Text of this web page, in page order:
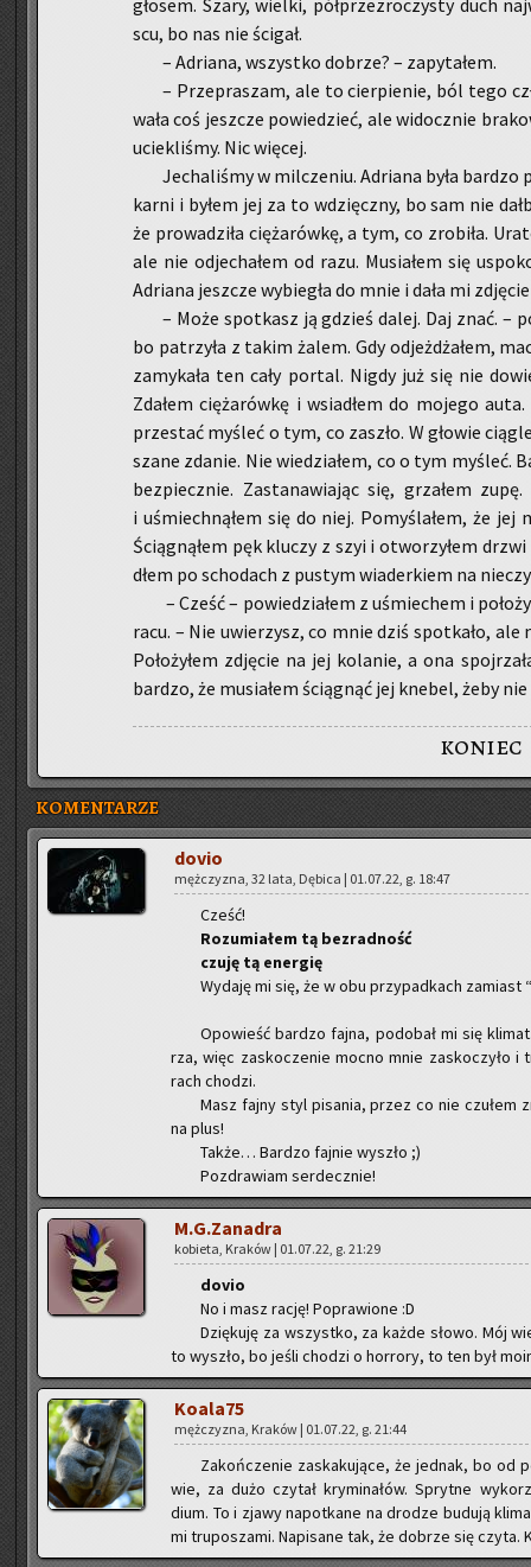
gło­sem. Szary, wiel­ki, pół­prze­zro­czy­sty duch
scu, bo nas nie ści­gał.
– Ad­ria­na, wszyst­ko do­brze? – za­py­ta­łem.
– Prze­pra­szam, ale to cier­pie­nie, ból tego
wa­ła coś jesz­cze po­wie­dzieć, ale wi­docz­nie
ucie­kli­śmy. Nic wię­cej.
Je­cha­li­śmy w mil­cze­niu. Ad­ria­na była
kar­ni i byłem jej za to wdzięcz­ny, bo sam nie
że pro­wa­dzi­ła cię­ża­rów­kę, a tym, co zro­bi­ła.
ale nie od­je­cha­łem od razu. Mu­sia­łem się
Ad­ria­na jesz­cze wy­bie­gła do mnie i dała mi
– Może spo­tkasz ją gdzieś dalej. Daj znać. –
bo pa­trzy­ła z takim żalem. Gdy od­jeż­dża­łem,
za­my­ka­ła ten cały por­tal. Nigdy już się nie
Zda­łem cię­ża­rów­kę i wsia­dłem do mo­je­go
prze­stać my­śleć o tym, co za­szło. W gło­wie
sza­ne zda­nie. Nie wie­dzia­łem, co o tym my­śleć.
bez­piecz­nie. Za­sta­na­wia­jąc się, grza­łem
i uśmiech­ną­łem się do niej. Po­my­śla­łem, że
Ścią­gną­łem pęk klu­czy z szyi i otwo­rzy­łem
dłem po scho­dach z pu­stym wia­der­kiem na
– Cześć – po­wie­dzia­łem z uśmie­chem i
ra­cu. – Nie uwie­rzysz, co mnie dziś spo­tka­ło,
Po­ło­ży­łem zdję­cie na jej ko­la­nie, a ona
bar­dzo, że mu­sia­łem ścią­gnąć jej kne­bel, żeby
koniec
KOMENTARZE
dovio
męż­czy­zna, 32 lata, Dę­bi­ca | 01.07.22, g. 18:47
Cześć!
Ro­zu­mia­łem tą bez­rad­ność
czuję tą ener­gię
Wy­da­ję mi się, że w obu przy­pad­kach za­miast
Opo­wieść bar­dzo fajna, po­do­bał mi się
rza, więc za­sko­cze­nie mocno mnie za­sko­czy­ło
rach cho­dzi.
Masz fajny styl pi­sa­nia, przez co nie czu­łem
na plus!
Także… Bar­dzo faj­nie wy­szło ;)
Po­zdra­wiam ser­decz­nie!
M.G.Zanadra
ko­bie­ta, Kra­ków | 01.07.22, g. 21:29
dovio
No i masz rację! Po­pra­wio­ne :D
Dzię­ku­ję za wszyst­ko, za każde słowo. Mój
to wy­szło, bo jeśli cho­dzi o hor­ro­ry, to ten był
Ko­ala­75
męż­czy­zna, Kra­ków | 01.07.22, g. 21:44
Za­koń­cze­nie za­ska­ku­ją­ce, że jed­nak, bo od
wie, za dużo czy­tał kry­mi­na­łów. Spryt­ne
dium. To i zjawy na­po­tka­ne na dro­dze bu­du­ją
mi tru­po­sza­mi. Na­pi­sa­ne tak, że do­brze się czyta.